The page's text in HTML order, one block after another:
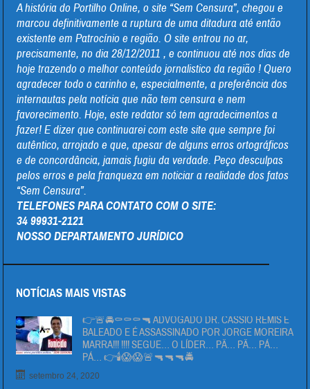
A história do Portilho Online, o site “Sem Censura”, chegou e
marcou definitivamente a ruptura de uma ditadura até então
existente em Patrocínio e região. O site entrou no ar,
precisamente, no dia 28/12/2011 , e continuou até nos dias de
hoje trazendo o melhor conteúdo jornalistico da região ! Quero
agradecer todo o carinho e, especialmente, a preferência dos
internautas pela notícia que não tem censura e nem
favorecimento. Hoje, este redator só tem agradecimentos a
fazer! E dizer que continuarei com este site que sempre foi
autêntico, arrojado e que, apesar de alguns erros ortográficos
e de concordância, jamais fugiu da verdade. Peço desculpas
pelos erros e pela franqueza em noticiar a realidade dos fatos
“Sem Censura”.
TELEFONES PARA CONTATO COM O SITE:
34 99931-2121
NOSSO DEPARTAMENTO JURÍDICO
NOTÍCIAS MAIS VISTAS
👉🚨🚔⚰⚰⚰🔫 ADVOGADO DR. CÁSSIO REMIS É
BALEADO E É ASSASSINADO POR JORGE MOREIRA
MARRA!!! !!!! SEGUE… O LÍDER… PÄ… PÄ… PÁ…
PÁ… 👉🕯😱😱🚨🔫🔫🔫🚔
setembro 24, 2020